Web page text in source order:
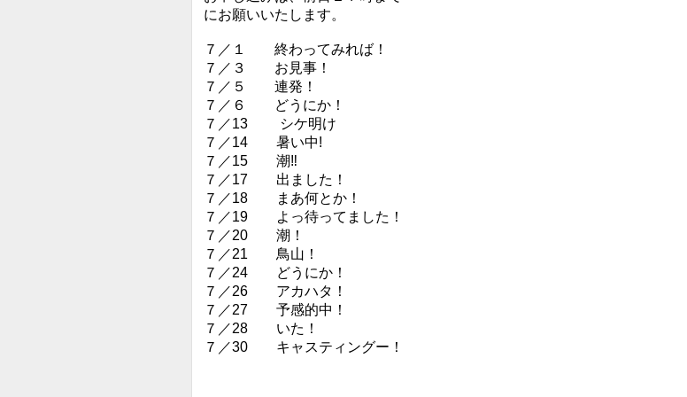
にお願いいたします。
７／１ 終わってみれば！
７／３ お見事！
７／５ 連発！
７／６ どうにか！
７／13 シケ明け
７／14 暑い中!
７／15 潮‼︎
７／17 出ました！
７／18 まあ何とか！
７／19 よっ待ってました！
７／20 潮！
７／21 鳥山！
７／24 どうにか！
７／26 アカハタ！
７／27 予感的中！
７／28 いた！
７／30 キャスティングー！